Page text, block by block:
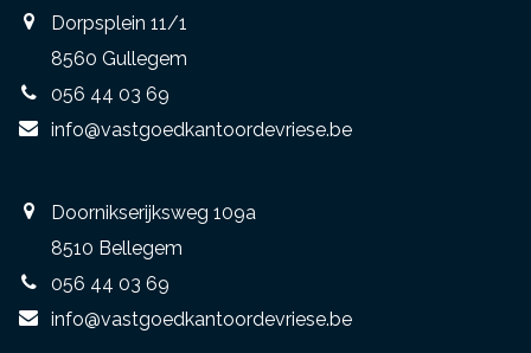
Dorpsplein 11/1
8560 Gullegem
056 44 03 69
info@vastgoedkantoordevriese.be
Doornikserijksweg 109a
8510 Bellegem
056 44 03 69
info@vastgoedkantoordevriese.be